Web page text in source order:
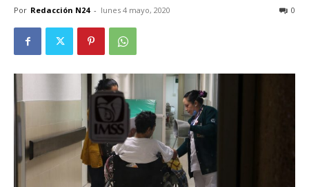
Por Redacción N24 - lunes 4 mayo, 2020 0